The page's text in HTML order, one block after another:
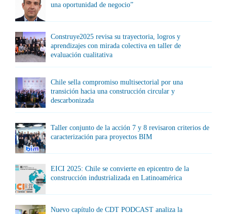
una oportunidad de negocio”
Construye2025 revisa su trayectoria, logros y
aprendizajes con mirada colectiva en taller de
evaluación cualitativa
Chile sella compromiso multisectorial por una
transición hacia una construcción circular y
descarbonizada
Taller conjunto de la acción 7 y 8 revisaron criterios de
caracterización para proyectos BIM
EICI 2025: Chile se convierte en epicentro de la
construcción industrializada en Latinoamérica
Nuevo capítulo de CDT PODCAST analiza la